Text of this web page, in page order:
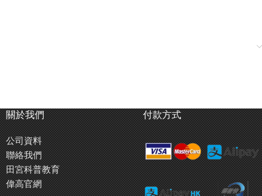
關於我們
公司資料
聯絡我們
田宮科普教育
偉高官網
付款方式